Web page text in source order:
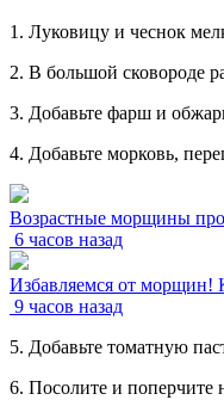
1. Луковицу и чеснок
2. В большой сковороде
3. Добавьте фарш и
4. Добавьте морковь,
Возрастные морщины
6 часов назад
Избавляемся от морщин!
9 часов назад
5. Добавьте томатную
6. Посолите и поперчите